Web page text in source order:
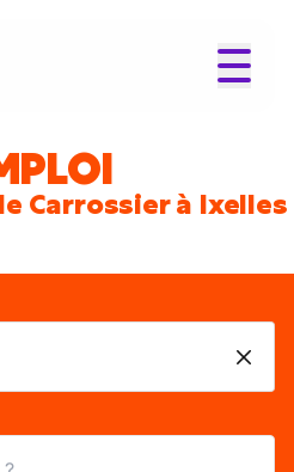
Carrossier à Ixelles